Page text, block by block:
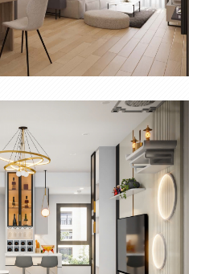
STARLIGHT RIVERSIDE QUẬN 6